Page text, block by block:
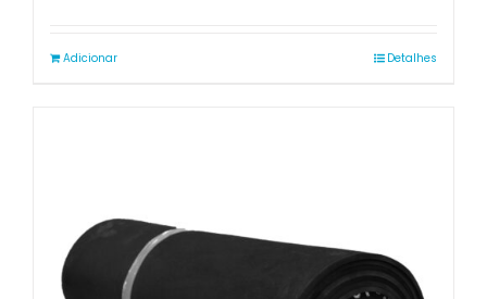
Adicionar Detalhes